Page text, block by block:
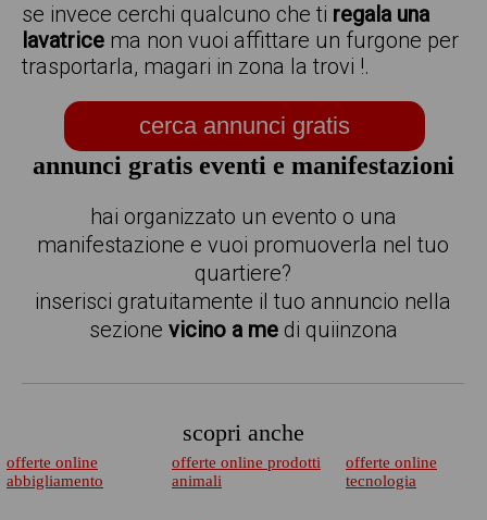
se invece cerchi qualcuno che ti regala una
lavatrice ma non vuoi affittare un furgone per
trasportarla, magari in zona la trovi !.
cerca annunci gratis
annunci gratis eventi e manifestazioni
hai organizzato un evento o una
manifestazione e vuoi promuoverla nel tuo
quartiere?
inserisci gratuitamente il tuo annuncio nella
sezione vicino a medi quiinzona
scopri anche
offerte online
abbigliamento
offerte online prodotti
animali
offerte online
tecnologia